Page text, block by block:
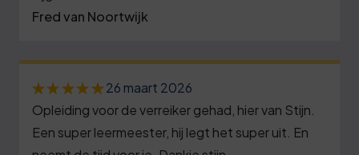
Fred van Noortwijk
26 maart 2026
Opleiding voor de verreiker gehad, hier van Stijn.
Een super leermeester, hij legt het super uit. En